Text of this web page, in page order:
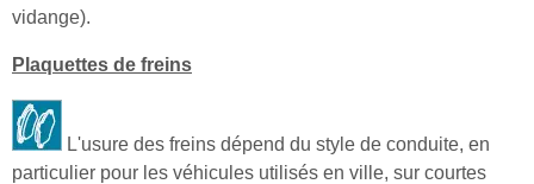
vidange).
Plaquettes de freins
L'usure des freins dépend du style de conduite, en
particulier pour les véhicules utilisés en ville, sur courtes